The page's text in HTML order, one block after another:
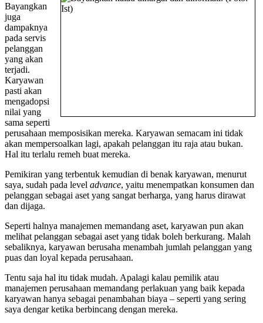
Bayangkan
juga
dampaknya
pada servis
pelanggan
yang akan
terjadi.
Karyawan
pasti akan
mengadopsi
nilai yang
sama seperti
perusahaan memposisikan mereka. Karyawan semacam ini tidak
akan mempersoalkan lagi, apakah pelanggan itu raja atau bukan.
Hal itu terlalu remeh buat mereka.
Pemikiran yang terbentuk kemudian di benak karyawan, menurut
saya, sudah pada level advance, yaitu menempatkan konsumen dan
pelanggan sebagai aset yang sangat berharga, yang harus dirawat
dan dijaga.
Seperti halnya manajemen memandang aset, karyawan pun akan
melihat pelanggan sebagai aset yang tidak boleh berkurang. Malah
sebaliknya, karyawan berusaha menambah jumlah pelanggan yang
puas dan loyal kepada perusahaan.
Tentu saja hal itu tidak mudah. Apalagi kalau pemilik atau
manajemen perusahaan memandang perlakuan yang baik kepada
karyawan hanya sebagai penambahan biaya – seperti yang sering
saya dengar ketika berbincang dengan mereka.